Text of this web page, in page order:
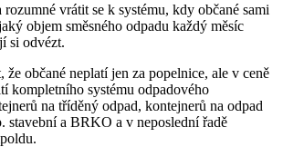
vrátit se k systému, kdy občané sami
objem směsného odpadu každý měsíc
si odvézt.
že občané neplatí jen za popelnice, ale v ceně
kompletního systému odpadového
na tříděný odpad, kontejnerů na odpad
stavební a BRKO a v neposlední řadě